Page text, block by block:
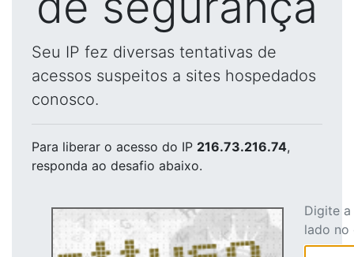
Seu IP fez diversas tentativas de
acessos suspeitos a sites hospedados
conosco.
Para liberar o acesso do IP 216.73.216.74,
responda ao desafio abaixo.
Digite
lado no